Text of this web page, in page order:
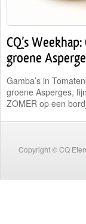
Nieuwsbrief
CQ’s
groene
Gamba’s in
groene Asperges,
ZOMER op een
Copyright © CQ